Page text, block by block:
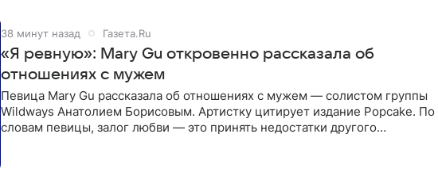
38 минут назад Газета.Ru
«Я ревную»: Mary Gu откровенно рассказала об
отношениях с мужем
Певица Mary Gu рассказала об отношениях с мужем — солистом группы
Wildways Анатолием Борисовым. Артистку цитирует издание Popcake. По
словам певицы, залог любви — это принять недостатки другого